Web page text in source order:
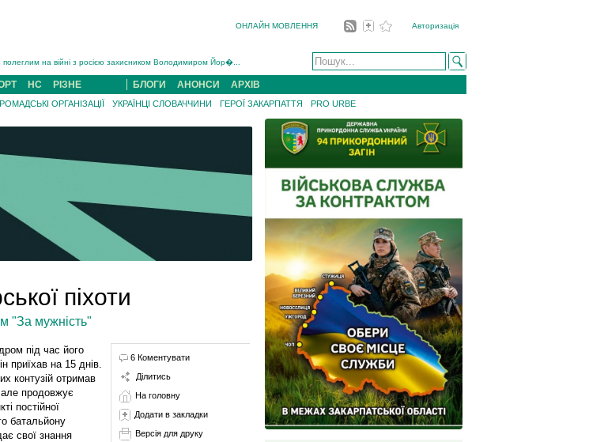
ОНЛАЙН МОВЛЕННЯ Авторизація
Закарпатті судитимуть за обвинуваченням у катув...
із захисником Богданом Югасом, який два роки �...
із Нанкова на Хустщині Юліана Гербея (ФОТО)[/gree...
з Виноградова Ігнат Роздяловський (ФОТО)...
участі трьох авто постраждали 13 людей (ФОТО)...
Закарпатті судитимуть за обвинувачен...
НС РІЗНЕ БЛОГИ АНОНСИ АРХІВ
ОРГАНІЗАЦІЇ УКРАЇНЦІ СЛОВАЧЧИНИ ГЕРОЇ ЗАКАРПАТТЯ PRO URBE
піхоти
"За мужність"
під час його
приїхав на 15 днів.
контузій отримав
але продовжує
постійної
батальйону
свої знання
6 Коментувати
Ділитись
На головну
Додати в закладки
Версія для друку